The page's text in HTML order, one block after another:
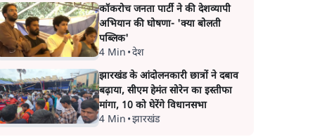
कॉकरोच जनता पार्टी ने की देशव्यापी
अभियान की घोषणा- 'क्या बोलती
पब्लिक'
4 Min •देश
झारखंड के आंदोलनकारी छात्रों ने दबाव
बढ़ाया, सीएम हेमंत सोरेन का इस्तीफा
मांगा, 10 को घेरेंगे विधानसभा
4 Min •झारखंड